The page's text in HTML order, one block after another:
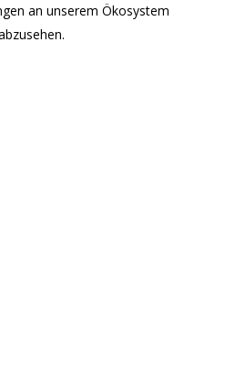
an unserem Ökosystem